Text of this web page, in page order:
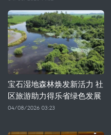
宝石湿地森林焕发新活力 社
区旅游助力得乐省绿色发展
04/08/2026 03:23